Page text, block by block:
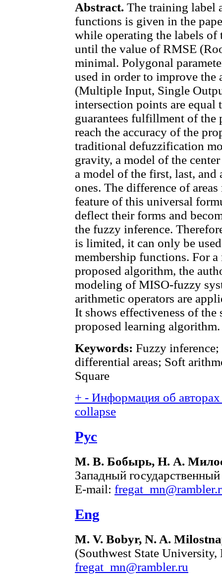
Abstract. The training label
functions is given in the
while operating the labels
until the value of RMSE
minimal. Polygonal
used in order to improve the
(Multiple Input, Single
intersection points are equal
guarantees fulfillment of
reach the accuracy of the
traditional defuzzification
gravity, a model of the
a model of the first, last,
ones. The difference of
feature of this universal
deflect their forms and
the fuzzy inference.
is limited, it can only be
membership functions. For
proposed algorithm, the
modeling of MISO-fuzzy
arithmetic operators are
It shows effectiveness of the
proposed learning algorithm.
Keywords: Fuzzy
differential areas; Soft
Square
+ - Информация об
collapse
Рус
М. В. Бобырь, Н. А.
Западный
E-mail:
Eng
M. V. Bobyr, N. A.
(Southwest State
fregat_mn@rambler.ru